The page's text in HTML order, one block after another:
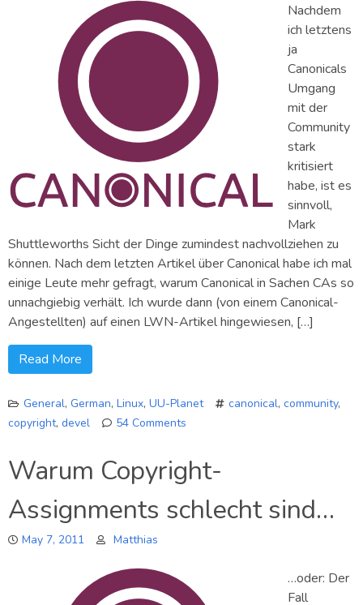
Nachdem
ich letztens
ja
Canonicals
Umgang
mit der
Community
stark
kritisiert
habe, ist es
sinnvoll,
Mark
Shuttleworths Sicht der Dinge zumindest nachvollziehen zu
können. Nach dem letzten Artikel über Canonical habe ich mal
einige Leute mehr gefragt, warum Canonical in Sachen CAs so
unnachgiebig verhält. Ich wurde dann (von einem Canonical-
Angestellten) auf einen LWN-Artikel hingewiesen, […]
Read More
General, German, Linux, UU-Planet canonical, community,
copyright, devel
54 Comments
Firmen
freie
Software
Warum Copyright-
Assignments schlecht sind…
May 7, 2011 Matthias
…oder: Der
Fall